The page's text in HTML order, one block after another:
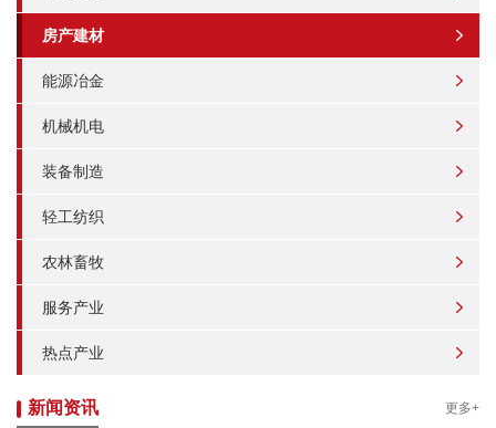
房产建材
能源冶金
机械机电
装备制造
轻工纺织
农林畜牧
服务产业
热点产业
新闻资讯 更多+